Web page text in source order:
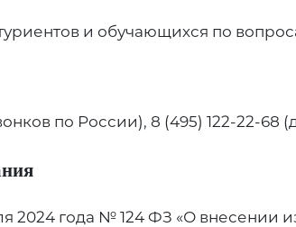
и обучающихся по
по России), 8 (495) 122-22-68
2024 года № 124 ФЗ «О